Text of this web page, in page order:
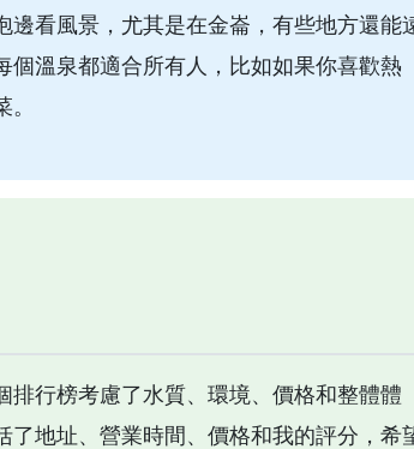
看風景，尤其是在金崙，有些地方還能
個溫泉都適合所有人，比如如果你喜歡熱
行榜考慮了水質、環境、價格和整體體
地址、營業時間、價格和我的評分，希